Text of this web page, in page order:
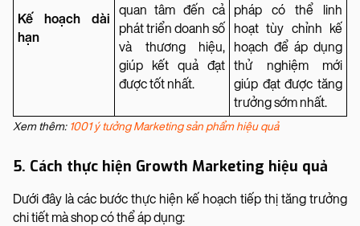
Kế hoạch dài
hạn
quan tâm đến cả
phát triển doanh số
và thương hiệu,
giúp kết quả đạt
được tốt nhất.
pháp có thể linh
hoạt tùy chỉnh kế
hoạch để áp dụng
thử nghiệm mới
giúp đạt được tăng
trưởng sớm nhất.
Xem thêm: 1001 ý tưởng Marketing sản phẩm hiệu quả
5. Cách thực hiện Growth Marketing hiệu quả
Dưới đây là các bước thực hiện kế hoạch tiếp thị tăng trưởng
chi tiết mà shop có thể áp dụng: